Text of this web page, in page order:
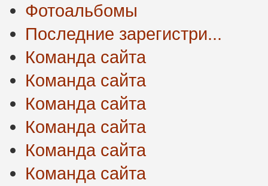
Фотоальбомы
Последние зарегистри...
Команда сайта
Команда сайта
Команда сайта
Команда сайта
Команда сайта
Команда сайта